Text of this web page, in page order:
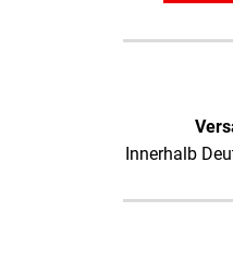
Innerhalb